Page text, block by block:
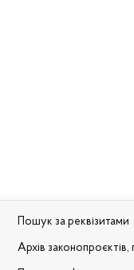
Пошук за реквізитами
Архів законопроєктів,